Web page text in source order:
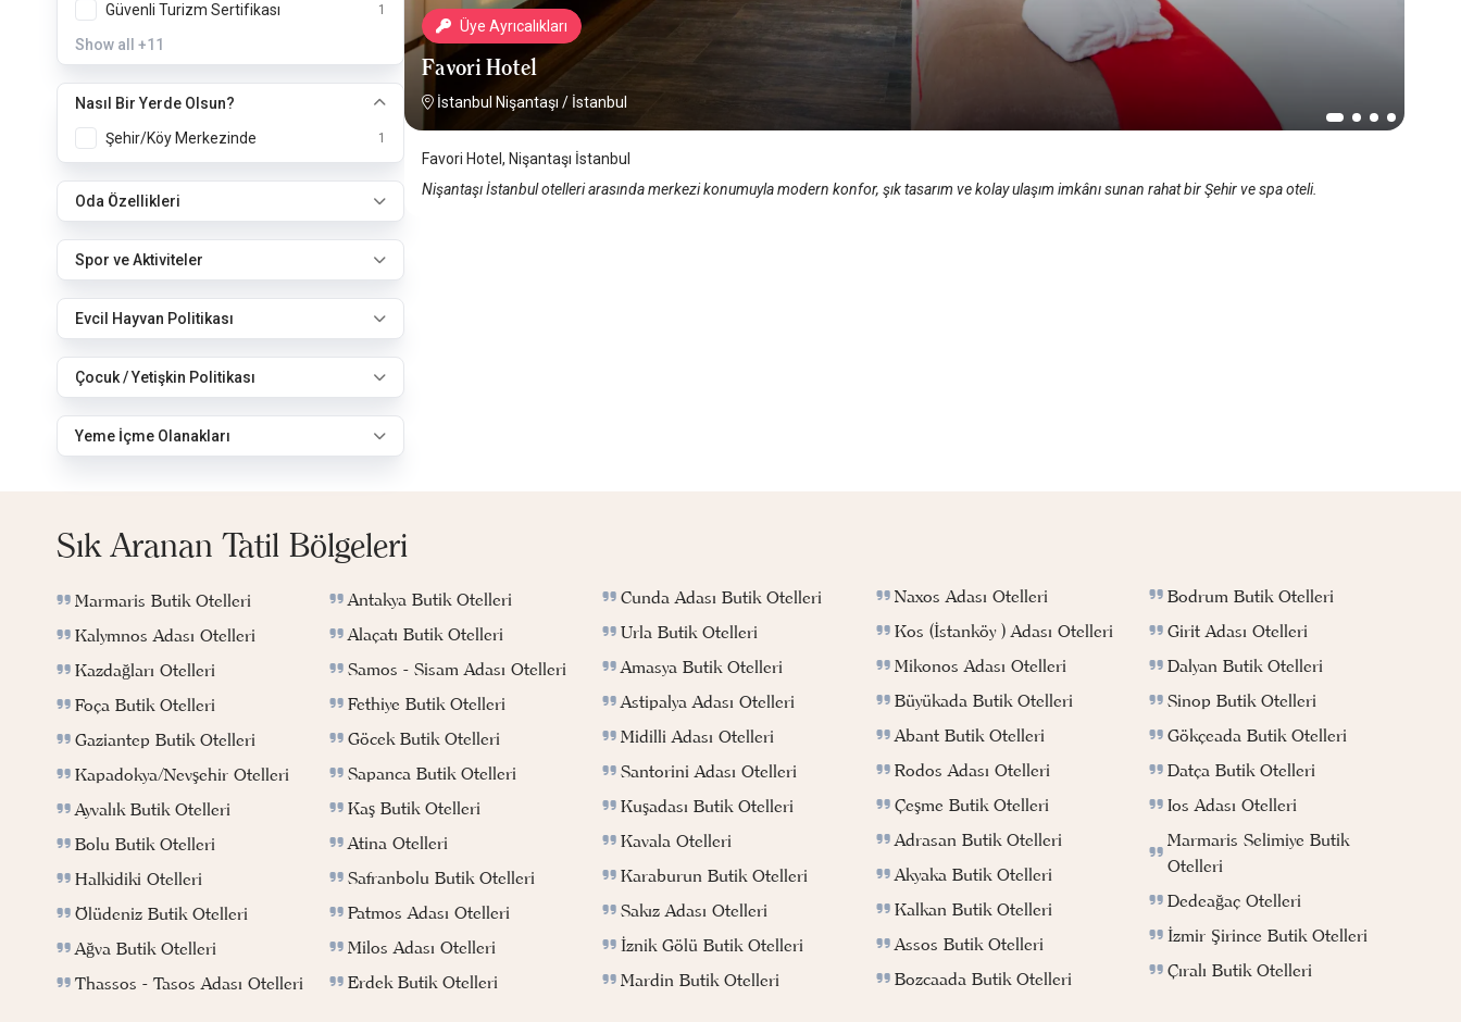
Güvenli Turizm Sertifikası 1
Show all +11
Nasıl Bir Yerde Olsun?
Şehir/Köy Merkezinde
1
Oda Özellikleri
Spor ve Aktiviteler
Evcil Hayvan Politikası
Çocuk / Yetişkin Politikası
Yeme İçme Olanakları
Üye Ayrıcalıkları
Favori Hotel
İstanbul Nişantaşı / İstanbul
Favori Hotel, Nişantaşı İstanbul
Nişantaşı İstanbul otelleri arasında merkezi konumuyla modern konfor, şık tasarım ve kolay ulaşım imkânı sunan rahat bir Şehir ve spa oteli.
Sık Aranan Tatil Bölgeleri
Marmaris Butik Otelleri
Kalymnos Adası Otelleri
Kazdağları Otelleri
Foça Butik Otelleri
Gaziantep Butik Otelleri
Kapadokya/Nevşehir Otelleri
Ayvalık Butik Otelleri
Bolu Butik Otelleri
Halkidiki Otelleri
Ölüdeniz Butik Otelleri
Ağva Butik Otelleri
Thassos - Tasos Adası Otelleri
Antakya Butik Otelleri
Alaçatı Butik Otelleri
Samos - Sisam Adası Otelleri
Fethiye Butik Otelleri
Göcek Butik Otelleri
Sapanca Butik Otelleri
Kaş Butik Otelleri
Atina Otelleri
Safranbolu Butik Otelleri
Patmos Adası Otelleri
Milos Adası Otelleri
Erdek Butik Otelleri
Cunda Adası Butik Otelleri
Urla Butik Otelleri
Amasya Butik Otelleri
Astipalya Adası Otelleri
Midilli Adası Otelleri
Santorini Adası Otelleri
Kuşadası Butik Otelleri
Kavala Otelleri
Karaburun Butik Otelleri
Sakız Adası Otelleri
İznik Gölü Butik Otelleri
Mardin Butik Otelleri
Naxos Adası Otelleri
Kos (İstanköy ) Adası Otelleri
Mikonos Adası Otelleri
Büyükada Butik Otelleri
Abant Butik Otelleri
Rodos Adası Otelleri
Çeşme Butik Otelleri
Adrasan Butik Otelleri
Akyaka Butik Otelleri
Kalkan Butik Otelleri
Assos Butik Otelleri
Bozcaada Butik Otelleri
Bodrum Butik Otelleri
Girit Adası Otelleri
Dalyan Butik Otelleri
Sinop Butik Otelleri
Gökçeada Butik Otelleri
Datça Butik Otelleri
Ios Adası Otelleri
Marmaris Selimiye Butik
Otelleri
Dedeağaç Otelleri
İzmir Şirince Butik Otelleri
Çıralı Butik Otelleri